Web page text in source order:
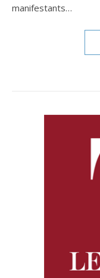
manifestants…